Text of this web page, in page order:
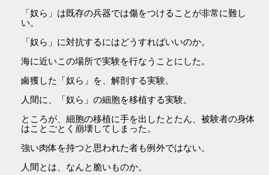
「奴ら」は既存の兵器では傷をつけることが非常に難し
い。
「奴ら」に対抗するにはどうすればいいのか。
海に近いこの場所で実験を行なうことにした。
鹵獲した「奴ら」を、解剖する実験。
人間に、「奴ら」の細胞を移植する実験。
ところが、細胞の移植に手を出したとたん、被験者の身体
はことごとく崩壊してしまった。
強い肉体を持つと思われた者も例外ではない。
人間とは、なんと脆いものか。